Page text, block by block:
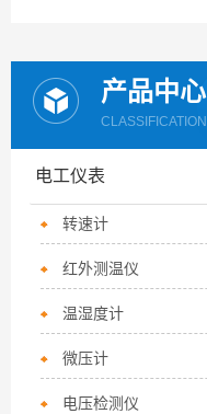
产品中心
CLASSIFICATION
电工仪表
转速计
红外测温仪
温湿度计
微压计
电压检测仪